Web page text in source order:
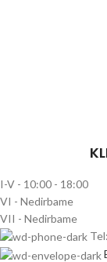
I-V - 10:00 - 18:00
VI - Nedirbame
VII - Nedirbame